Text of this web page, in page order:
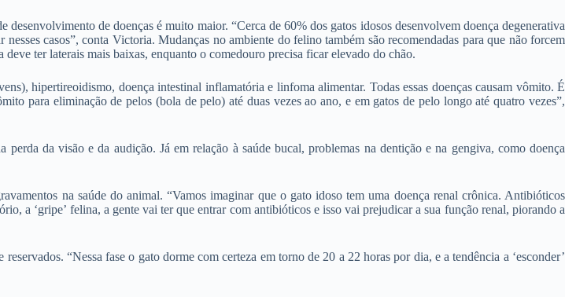
desenvolvimento de doenças é muito maior. “Cerca de 60% dos gatos idosos desenvolvem doença degenerativa
casos”, conta Victoria. Mudanças no ambiente do felino também são recomendadas para que não forcem
ter laterais mais baixas, enquanto o comedouro precisa ficar elevado do chão.
hipertireoidismo, doença intestinal inflamatória e linfoma alimentar. Todas essas doenças causam vômito. É
para eliminação de pelos (bola de pelo) até duas vezes ao ano, e em gatos de pelo longo até quatro vezes”,
da visão e da audição. Já em relação à saúde bucal, problemas na dentição e na gengiva, como doença
na saúde do animal. “Vamos imaginar que o gato idoso tem uma doença renal crônica. Antibióticos
a ‘gripe’ felina, a gente vai ter que entrar com antibióticos e isso vai prejudicar a sua função renal, piorando a
“Nessa fase o gato dorme com certeza em torno de 20 a 22 horas por dia, e a tendência a ‘esconder’